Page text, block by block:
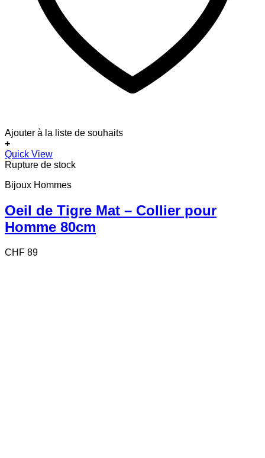
Ajouter à la liste de souhaits
+
Quick View
Rupture de stock
Bijoux Hommes
Oeil de Tigre Mat – Collier pour
Homme 80cm
CHF 89